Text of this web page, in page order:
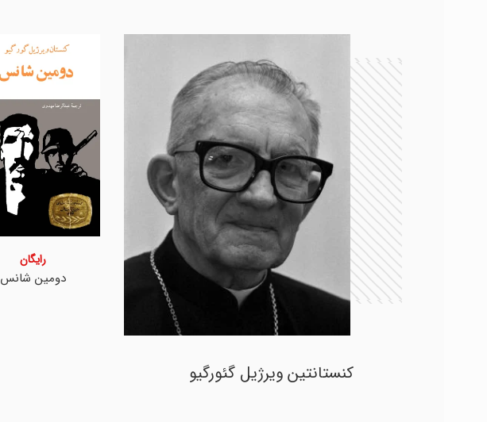
کنستانتین ویرژیل گئورگیو
دومین شانس
رایگان